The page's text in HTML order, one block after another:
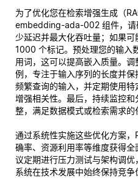
为了优化您在检索增强生成（
embedding-ada-002 组件，请
少延迟并最大化吞吐量；如果
1000 个标记。预处理您的输入
用词，这可以提高嵌入质量。
例，专注于输入序列的长度并
频繁查询的输入，并定期使用
增强相关性。最后，持续监控
整，满足数据模式或检索需求的
通过系统性实施这些优化方案
确率、资源利用率等维度获得
议定期进行压力测试与架构调
系统在技术发展中始终保持竞争